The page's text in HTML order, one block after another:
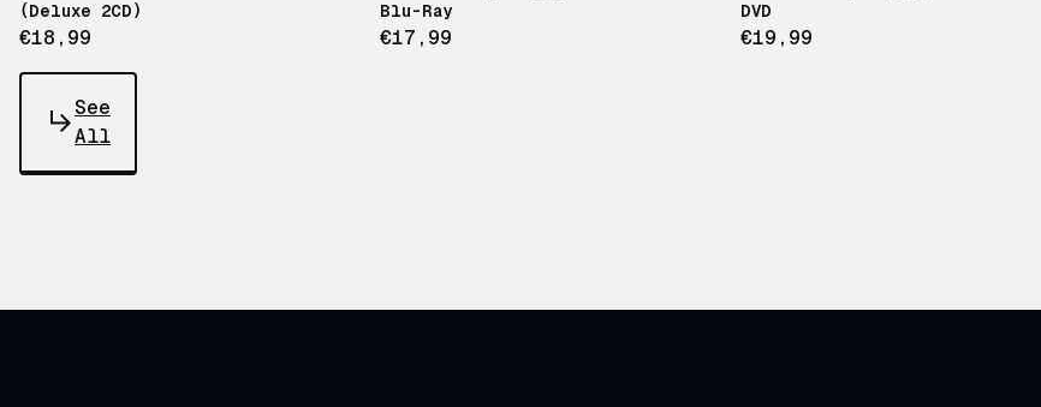
(Deluxe 2CD)
€18,99
Blu-Ray
€17,99
DVD
€19,99
See
All